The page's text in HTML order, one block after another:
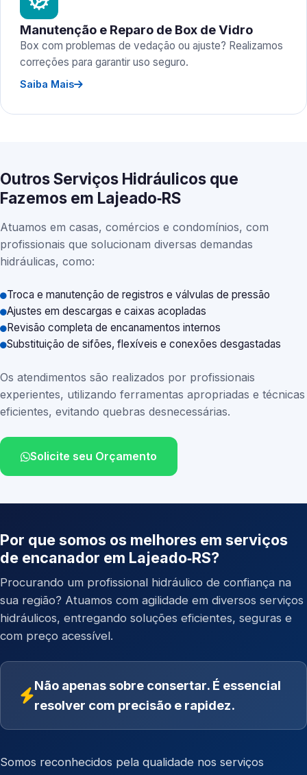
Manutenção e Reparo de Box de Vidro
Box com problemas de vedação ou ajuste? Realizamos
correções para garantir uso seguro.
Saiba Mais
Outros Serviços Hidráulicos que
Fazemos em Lajeado‑RS
Atuamos em casas, comércios e condomínios, com
profissionais que solucionam diversas demandas
hidráulicas, como:
Troca e manutenção de registros e válvulas de pressão
Ajustes em descargas e caixas acopladas
Revisão completa de encanamentos internos
Substituição de sifões, flexíveis e conexões desgastadas
Os atendimentos são realizados por profissionais
experientes, utilizando ferramentas apropriadas e técnicas
eficientes, evitando quebras desnecessárias.
Solicite seu Orçamento
Por que somos os melhores em serviços
de encanador em Lajeado‑RS?
Procurando um profissional hidráulico de confiança na
sua região? Atuamos com agilidade em diversos serviços
hidráulicos, entregando soluções eficientes, seguras e
com preço acessível.
Não apenas sobre consertar. É essencial
resolver com precisão e rapidez.
Somos reconhecidos pela qualidade nos serviços